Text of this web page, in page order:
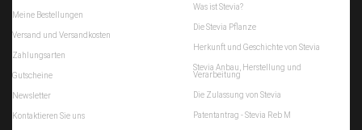
Meine Bestellungen
Versand und Versandkosten
Zahlungsarten
Gutscheine
Newsletter
Kontaktieren Sie uns
Was ist Stevia?
Die Stevia Pflanze
Herkunft und Geschichte von Stevia
Stevia Anbau, Herstellung und
Verarbeitung
Die Zulassung von Stevia
Patentantrag - Stevia Reb M